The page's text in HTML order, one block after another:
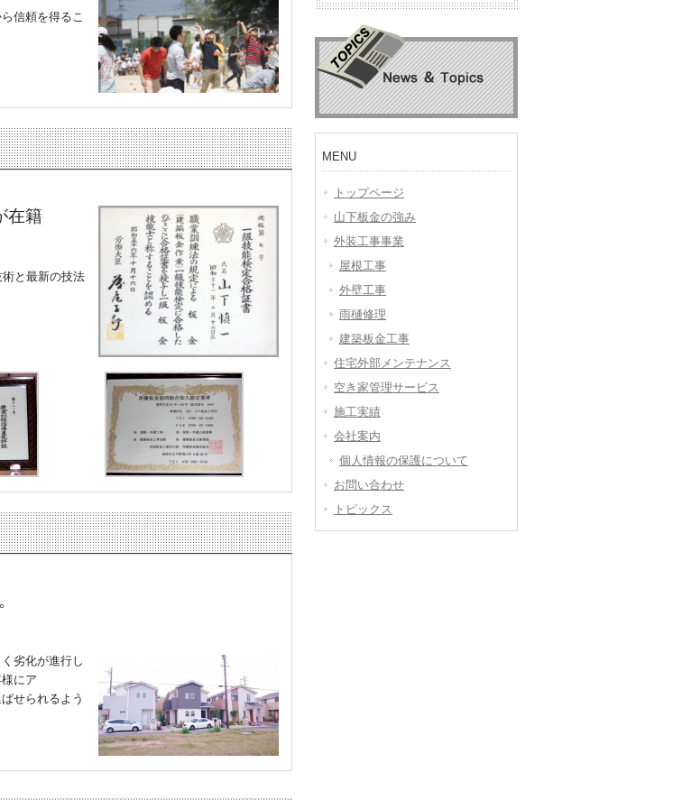
信頼を得るこ
在籍
と最新の技法
劣化が進行し
にア
せられるよう
MENU
トップページ
山下板金の強み
外装工事事業
屋根工事
外壁工事
雨樋修理
建築板金工事
住宅外部メンテナンス
空き家管理サービス
施工実績
会社案内
個人情報の保護について
お問い合わせ
トピックス